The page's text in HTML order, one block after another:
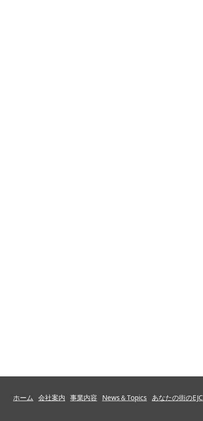
ホーム 会社案内 事業内容 News＆Topics あなたの街のEJC